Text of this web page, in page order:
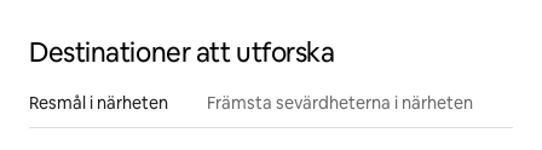
Destinationer att utforska
Resmål i närheten Främsta sevärdheterna i närheten